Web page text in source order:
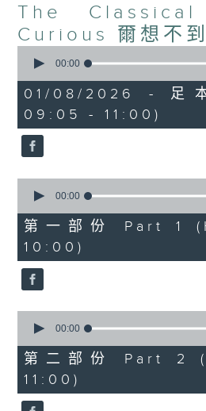
definitely be fine
The
Curious 爾想不到
seconds
1
hour,
50
minutes,
0
seconds
00:00
01/08/2026 - 足
09:05 - 11:00)
seconds
55
minutes,
10
seconds
00:00
第一部份 Part 1
10:00)
seconds
55
minutes,
10
seconds
00:00
第二部份 Part 2
11:00)